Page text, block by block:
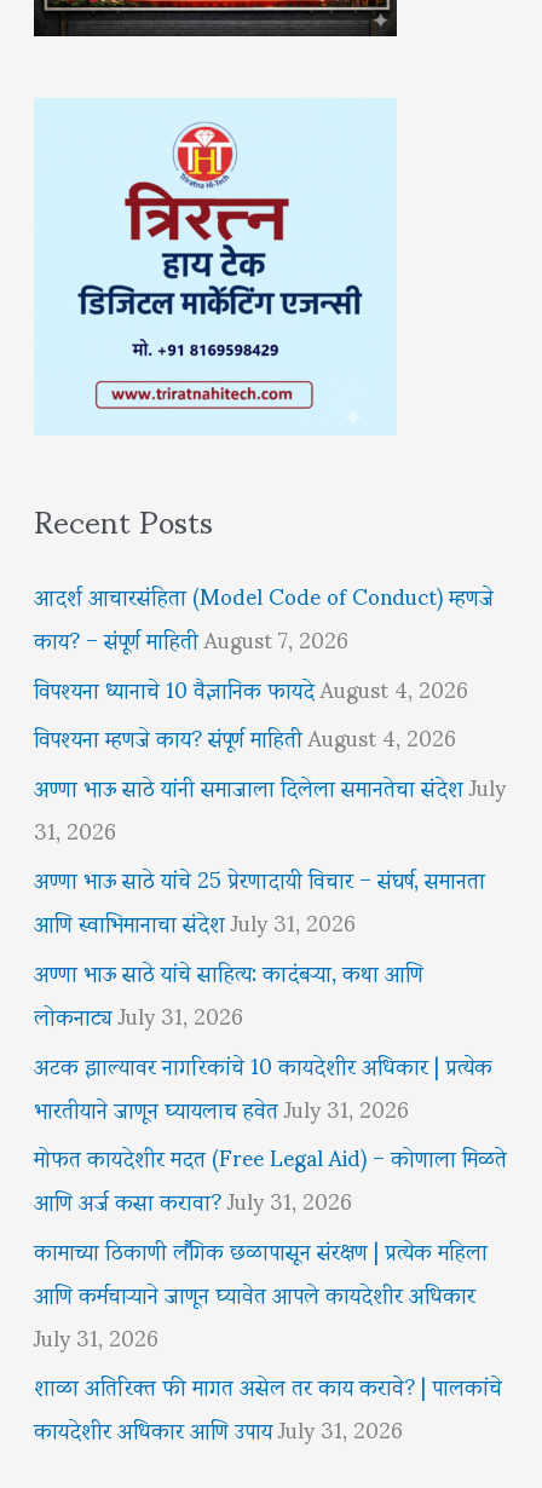
Recent Posts
आदर्श आचारसंहिता (Model Code of Conduct) म्हणजे
काय? – संपूर्ण माहितीAugust 7, 2026
विपश्यना ध्यानाचे 10 वैज्ञानिक फायदेAugust 4, 2026
विपश्यना म्हणजे काय? संपूर्ण माहितीAugust 4, 2026
अण्णा भाऊ साठे यांनी समाजाला दिलेला समानतेचा संदेशJuly
31, 2026
अण्णा भाऊ साठे यांचे 25 प्रेरणादायी विचार – संघर्ष, समानता
आणि स्वाभिमानाचा संदेशJuly 31, 2026
अण्णा भाऊ साठे यांचे साहित्य: कादंबऱ्या, कथा आणि
लोकनाट्यJuly 31, 2026
अटक झाल्यावर नागरिकांचे 10 कायदेशीर अधिकार | प्रत्येक
भारतीयाने जाणून घ्यायलाच हवेतJuly 31, 2026
मोफत कायदेशीर मदत (Free Legal Aid) – कोणाला मिळते
आणि अर्ज कसा करावा?July 31, 2026
कामाच्या ठिकाणी लैंगिक छळापासून संरक्षण | प्रत्येक महिला
आणि कर्मचाऱ्याने जाणून घ्यावेत आपले कायदेशीर अधिकार
July 31, 2026
शाळा अतिरिक्त फी मागत असेल तर काय करावे? | पालकांचे
कायदेशीर अधिकार आणि उपायJuly 31, 2026